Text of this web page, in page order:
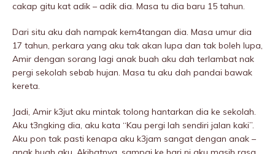
cakap gitu kat adik – adik dia. Masa tu dia baru 15 tahun.
Dari situ aku dah nampak kem4tangan dia. Masa umur dia
17 tahun, perkara yang aku tak akan lupa dan tak boleh lupa,
Amir dengan sorang lagi anak buah aku dah terlambat nak
pergi sekolah sebab hujan. Masa tu aku dah pandai bawak
kereta.
Jadi, Amir k3jut aku mintak tolong hantarkan dia ke sekolah.
Aku t3ngking dia, aku kata “Kau pergi lah sendiri jalan kaki”.
Aku pon tak pasti kenapa aku k3jam sangat dengan anak –